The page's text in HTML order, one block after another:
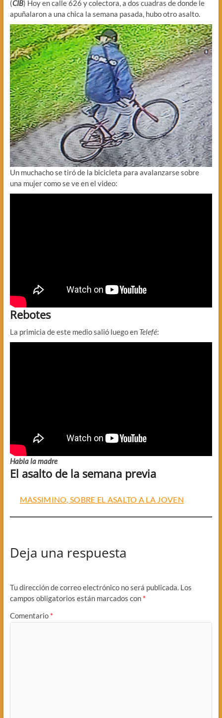
(CIB) Hoy en calle 626 y colectora, a dos cuadras de donde le
apuñalaron a una chica la semana pasada, hubo otro asalto.
Un muchacho se tiró de la bicicleta para avalanzarse sobre
una mujer como se ve en el video:
Rebotes
La primicia de este medio salió luego en Telefé:
Habla la madre
El asalto de la semana previa
MASSIMINO, SOBRE EL ASALTO A LA JOVEN
Deja una respuesta
Tu dirección de correo electrónico no será publicada. Los
campos obligatorios están marcados con *
Comentario *